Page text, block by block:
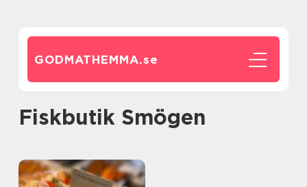
GODMATHEMMA.se
fiskbutik Smögen